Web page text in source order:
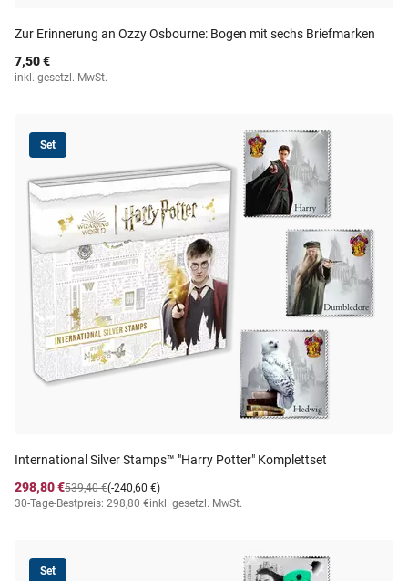
Zur Erinnerung an Ozzy Osbourne: Bogen mit sechs Briefmarken
7,50 €
inkl. gesetzl. MwSt.
Set
International Silver Stamps™ "Harry Potter" Komplettset
298,80 €
(-240,60 €)
539,40 €
30-Tage-Bestpreis: 298,80 €inkl. gesetzl. MwSt.
Set